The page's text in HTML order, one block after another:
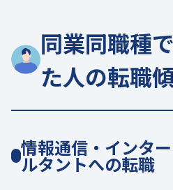
同業同職種
た人の転職
情報通信・インタ
ルタントへの転職